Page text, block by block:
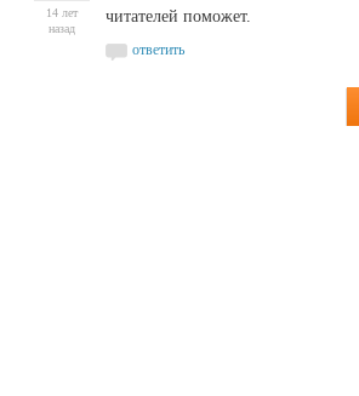
14 лет
назад
читателей поможет.
ответить